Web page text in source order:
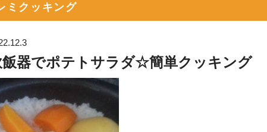
ミクッキング
飯器でポテトサラダ☆簡単クッキング